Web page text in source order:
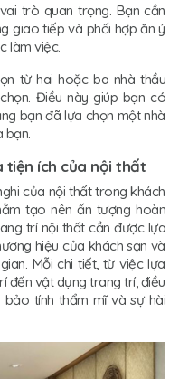
trò quan trọng. Bạn cần
giao tiếp và phối hợp ăn ý
làm việc.
từ hai hoặc ba nhà thầu
Điều này giúp bạn có
bạn đã lựa chọn một nhà
ích của nội thất
của nội thất trong khách
tạo nên ấn tượng hoàn
trí nội thất cần được lựa
hiệu của khách sạn và
Mỗi chi tiết, từ việc lựa
đến vật dụng trang trí, điều
tính thẩm mĩ và sự hài